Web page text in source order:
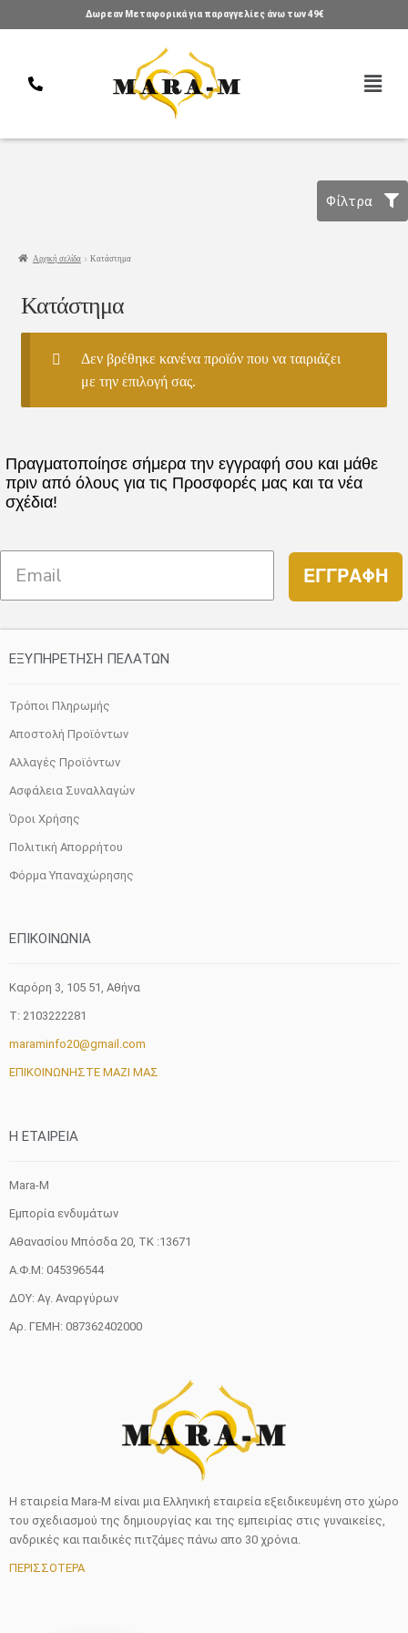
Δωρεαν Μεταφορικά για παραγγελίες άνω των 49€
Αρχική σελίδα Κατάστημα
Κατάστημα
Δεν βρέθηκε κανένα προϊόν που να ταιριάζει
με την επιλογή σας.
Πραγματοποίησε σήμερα την εγγραφή σου και μάθε
πριν από όλους για τις Προσφορές μας και τα νέα
σχέδια!
ΕΓΓΡΑΦΗ
ΕΞΥΠΗΡΕΤΗΣΗ ΠΕΛΑΤΩΝ
Τρόποι Πληρωμής
Αποστολή Προϊόντων
Αλλαγές Προϊόντων
Ασφάλεια Συναλλαγών
Όροι Χρήσης
Πολιτική Απορρήτου
Φόρμα Υπαναχώρησης
ΕΠΙΚΟΙΝΩΝΙΑ
Καρόρη 3, 105 51, Aθήνα
T: 2103222281
maraminfo20@gmail.com
ΕΠΙΚΟΙΝΩΝΗΣΤΕ ΜΑΖΙ ΜΑΣ
H ETAIΡΕΙΑ
Mara-M
Εμπορία ενδυμάτων
Αθανασίου Μπόσδα 20, ΤΚ :13671
Α.Φ.Μ: 045396544
ΔΟΥ: Αγ. Αναργύρων
Αρ. ΓΕΜΗ: 087362402000
Η εταιρεία Mara-M είναι μια Ελληνική εταιρεία εξειδικευμένη στο χώρο
του σχεδιασμού της δημιουργίας και της εμπειρίας στις γυναικείες,
ανδρικές και παιδικές πιτζάμες πάνω απο 30 χρόνια.
ΠΕΡΙΣΣΟΤΕΡΑ
Φίλτρα